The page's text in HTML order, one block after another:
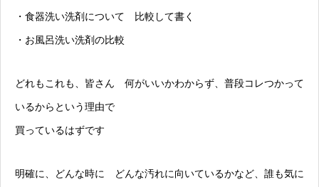
・食器洗い洗剤について 比較して書く
・お風呂洗い洗剤の比較
どれもこれも、皆さん 何がいいかわからず、普段コレつかって
いるからという理由で
買っているはずです
明確に、どんな時に どんな汚れに向いているかなど、誰も気に